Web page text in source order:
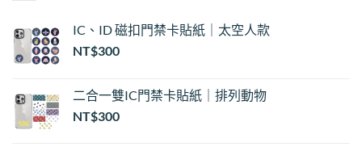
NT$35
IC、ID 磁扣門禁卡貼紙｜太空人款
NT$300
二合一雙IC門禁卡貼紙｜排列動物
NT$300